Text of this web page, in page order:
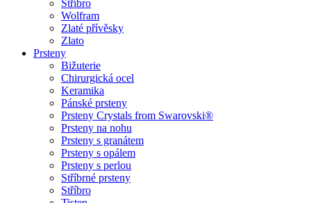
Stříbro
Wolfram
Zlaté přívěsky
Zlato
Prsteny
Bižuterie
Chirurgická ocel
Keramika
Pánské prsteny
Prsteny Crystals from Swarovski®
Prsteny na nohu
Prsteny s granátem
Prsteny s opálem
Prsteny s perlou
Stříbrné prsteny
Stříbro